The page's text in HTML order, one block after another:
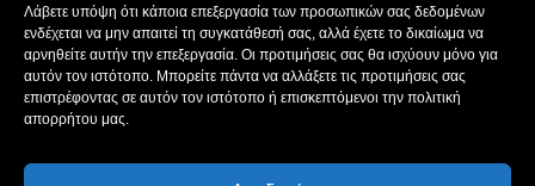
Λάβετε υπόψη ότι κάποια επεξεργασία των προσωπικών σας δεδομένων
ενδέχεται να μην απαιτεί τη συγκατάθεσή σας, αλλά έχετε το δικαίωμα να
αρνηθείτε αυτήν την επεξεργασία. Οι προτιμήσεις σας θα ισχύουν μόνο για
αυτόν τον ιστότοπο. Μπορείτε πάντα να αλλάξετε τις προτιμήσεις σας
επιστρέφοντας σε αυτόν τον ιστότοπο ή επισκεπτόμενοι την πολιτική
απορρήτου μας.
ΑΚΟΛΟΥΘΗΣΕ ΜΑΣ